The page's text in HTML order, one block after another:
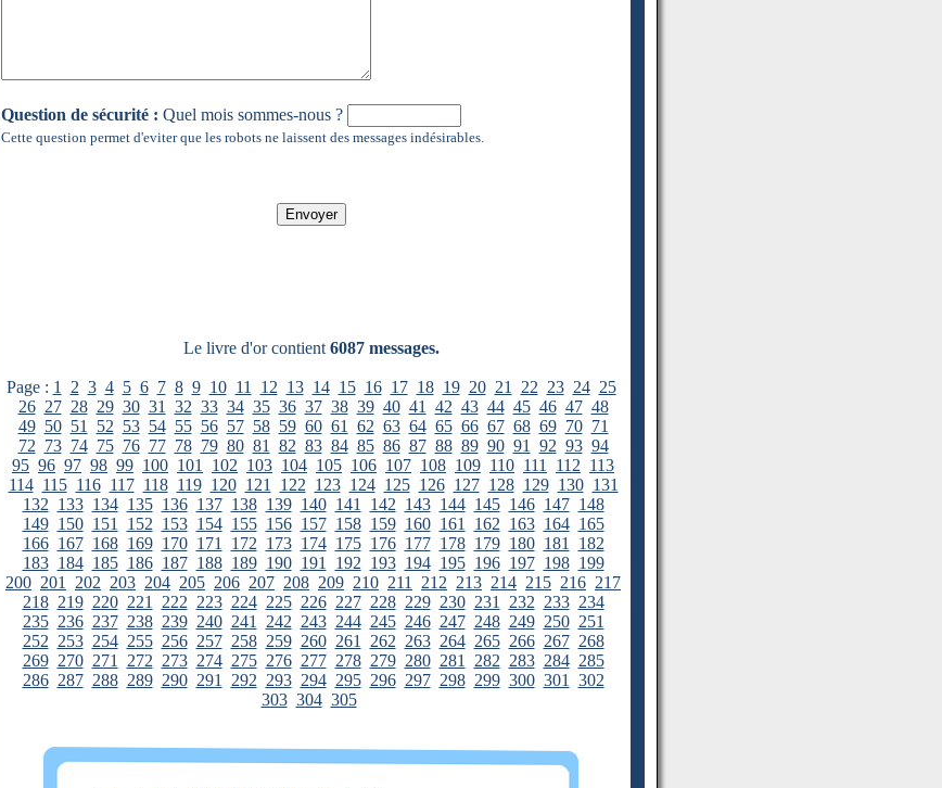
Question de sécurité : Quel mois sommes-nous ?
Cette question permet d'eviter que les robots ne laissent des messages indésirables.
Le livre d'or contient 6087 messages.
Page : 1 2 3 4 5 6 7 8 9 10 11 12 13 14 15 16 17 18 19 20 21 22 23 24 25
26 27 28 29 30 31 32 33 34 35 36 37 38 39 40 41 42 43 44 45 46 47 48
49 50 51 52 53 54 55 56 57 58 59 60 61 62 63 64 65 66 67 68 69 70 71
72 73 74 75 76 77 78 79 80 81 82 83 84 85 86 87 88 89 90 91 92 93 94
95 96 97 98 99 100 101 102 103 104 105 106 107 108 109 110 111 112 113
114 115 116 117 118 119 120 121 122 123 124 125 126 127 128 129 130 131
132 133 134 135 136 137 138 139 140 141 142 143 144 145 146 147 148
149 150 151 152 153 154 155 156 157 158 159 160 161 162 163 164 165
166 167 168 169 170 171 172 173 174 175 176 177 178 179 180 181
182
183 184 185 186 187 188 189 190 191 192 193 194 195 196 197 198 199
200 201 202 203 204 205 206 207 208 209 210 211 212 213 214 215 216 217
218 219 220 221 222 223 224 225 226 227 228 229 230 231 232 233 234
235 236 237 238 239 240 241 242 243 244 245 246 247 248 249 250 251
252 253 254 255 256 257 258 259 260 261 262 263 264 265 266 267 268
269 270 271 272 273 274 275 276 277 278 279 280 281 282 283 284 285
286 287 288 289 290 291 292 293 294 295 296 297 298 299 300 301
302
303 304 305